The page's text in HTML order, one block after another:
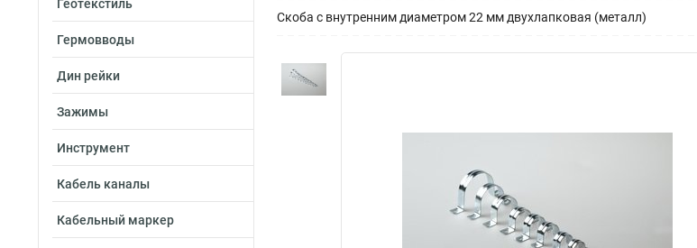
Геотекстиль
Гермовводы
Дин рейки
Зажимы
Инструмент
Кабель каналы
Кабельный маркер
Скоба с внутренним диаметром 22 мм двухлапковая (металл)